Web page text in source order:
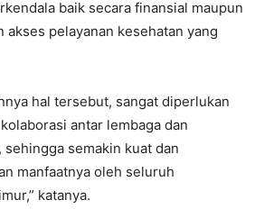
baik secara finansial maupun
akses pelayanan kesehatan yang
hal tersebut, sangat diperlukan
antar lembaga dan
semakin kuat dan
manfaatnya oleh seluruh
katanya.